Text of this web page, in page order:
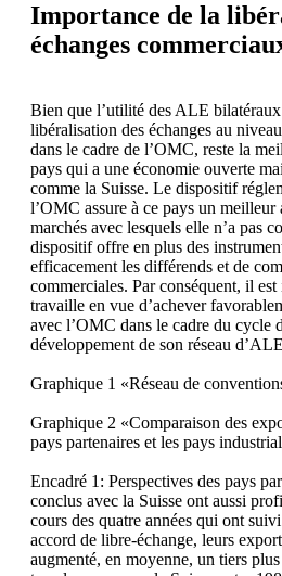
Importance de la
échanges
Bien que l’utilité des ALE
libéralisation des échanges au
dans le cadre de l’OMC, reste la
pays qui a une économie ouverte
comme la Suisse. Le dispositif
l’OMC assure à ce pays un meilleur
marchés avec lesquels elle n’a pas
dispositif offre en plus des
efficacement les différends et de
commerciales. Par conséquent, il
travaille en vue d’achever
avec l’OMC dans le cadre du cycle
développement de son réseau
Graphique 1 «Réseau de
Graphique 2 «Comparaison des
pays partenaires et les pays
Encadré 1: Perspectives des pays
conclus avec la Suisse ont aussi
cours des quatre années qui ont
accord de libre-échange, leurs
augmenté, en moyenne, un tiers